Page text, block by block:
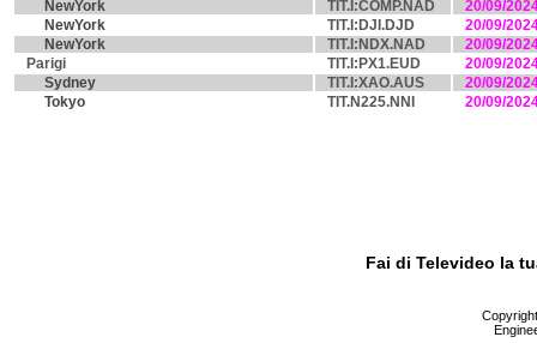
NewYork
TIT.I:COMP.NAD
20/09/
NewYork
TIT.I:DJI.DJD
20/09/
NewYork
TIT.I:NDX.NAD
20/09/
Parigi
TIT.I:PX1.EUD
20/09/
Sydney
TIT.I:XAO.AUS
20/09/
Tokyo
TIT.N225.NNI 20/09/
Fai di Televideo la